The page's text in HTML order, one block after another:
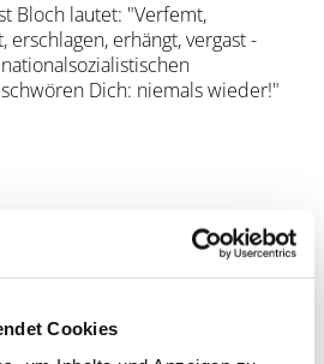
Cookies
Bloch lautet: "Verfemt,
erschlagen, erhängt, vergast -
Dich: niemals wieder!"
nationalsozialistischer